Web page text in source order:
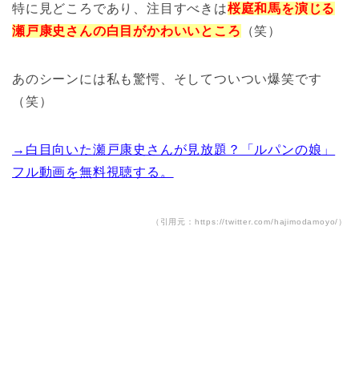
特に見どころであり、注目すべきは桜庭和馬を演じる
瀬戸康史さんの白目がかわいいところ （笑）
あのシーンには私も驚愕、そしてついつい爆笑です
（笑）
→白目向いた瀬戸康史さんが見放題？「ルパンの娘」
フル動画を無料視聴する。
（引用元：https://twitter.com/hajimodamoyo/）